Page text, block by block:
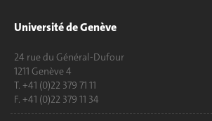
Université de Genève
24 rue du Général-Dufour
1211 Genève 4
T. +41 (0)22 379 71 11
F. +41 (0)22 379 11 34